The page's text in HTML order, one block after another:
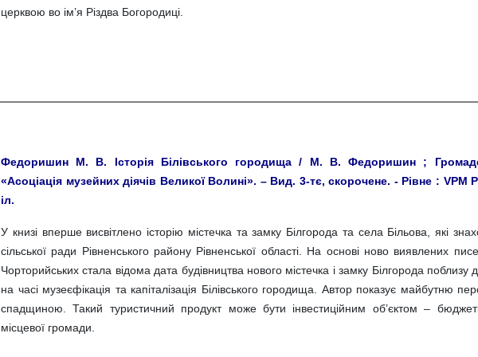
церквою во ім’я Різдва Богородиці.
Федоришин М. В. Історія Білівського городища / М. В. Федоришин ;
«Асоціація музейних діячів Великої Волині». – Вид. 3-тє, скорочене. - Рівне :
іл.
У книзі вперше висвітлено історію містечка та замку Білгорода та села Більова, які
сільської ради Рівненського району Рівненської області. На основі ново виявлених
Чорторийських стала відома дата будівництва нового містечка і замку Білгорода поблизу
на часі музеєфікація та капіталізація Білівського городища. Автор показує майбутню
спадщиною. Такий туристичний продукт може бути інвестиційним об’єктом –
місцевої громади.